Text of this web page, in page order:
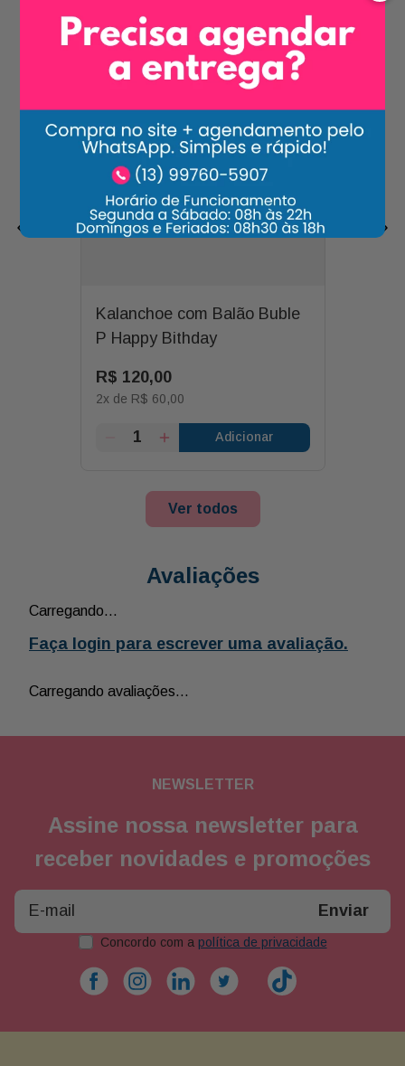
Kalanchoe com Balão Buble
P Happy Bithday
R$ 120,00
2x de R$ 60,00
Adicionar
Ver todos
Avaliações
Carregando…
Faça login para escrever uma avaliação.
Carregando avaliações…
NEWSLETTER
Assine nossa newsletter para
receber novidades e promoções
Enviar
Concordo com a política de privacidade